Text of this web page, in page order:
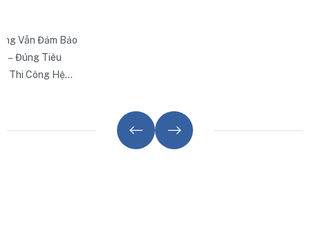
Bảo
Một Hệ Thống Được Lắp Đặt Đúng Kỹ Thuật, Kiểm Tra
Trình Không Chỉ Đảm Bảo Hiệu Quả Trao Đổi Khí Mà Còn
Thiểu Rủi Ro Rò Rỉ, Ồn, Rung Và Kéo Dài Tuổi Thọ Thiết Bị